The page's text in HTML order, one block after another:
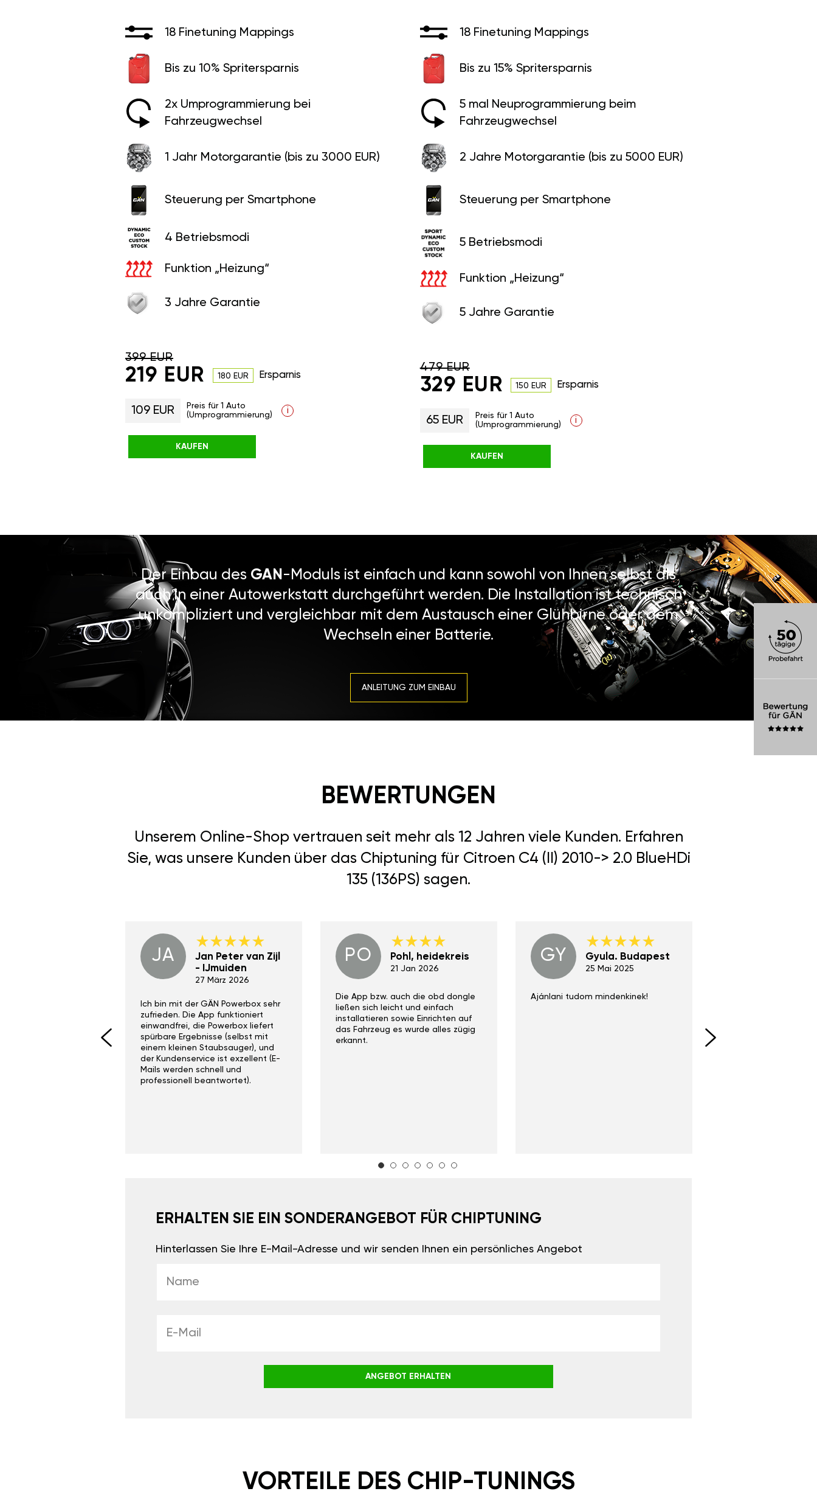
18 Finetuning Mappings
Bis zu 15% Spritersparnis
5 mal Neuprogrammierung beim
Fahrzeugwechsel
2 Jahre Motorgarantie (bis zu 5000 EUR)
Steuerung per Smartphone
5 Betriebsmodi
Funktion „Heizung“
5 Jahre Garantie
479 EUR
329 EUR 150 EUR Ersparnis
65 EUR
Preis für 1 Auto
(Umprogrammierung)
i
KAUFEN
18 Finetuning Mappings
Bis zu 10% Spritersparnis
2x Umprogrammierung bei
Fahrzeugwechsel
1 Jahr Motorgarantie (bis zu 3000 EUR)
Steuerung per Smartphone
4 Betriebsmodi
Funktion „Heizung“
3 Jahre Garantie
399 EUR
219 EUR 180 EUR Ersparnis
109 EUR
Preis für 1 Auto
(Umprogrammierung)
i
KAUFEN
Der Einbau des GAN -Moduls ist einfach und kann sowohl von Ihnen selbst als
auch in einer Autowerkstatt durchgeführt werden. Die Installation ist technisch
unkompliziert und vergleichbar mit dem Austausch einer Glühbirne oder dem
Wechseln einer Batterie.
ANLEITUNG ZUM EINBAU
BEWERTUNGEN
Unserem Online-Shop vertrauen seit mehr als 12 Jahren viele Kunden. Erfahren
Sie, was unsere Kunden über das Chiptuning für Citroen C4 (II) 2010-> 2.0 BlueHDi
135 (136PS) sagen.
JA
Jan Peter van Zijl
- IJmuiden
27 März 2026
Ich bin mit der GÄN Powerbox sehr
zufrieden. Die App funktioniert
einwandfrei, die Powerbox liefert
spürbare Ergebnisse (selbst mit
einem kleinen Staubsauger), und
der Kundenservice ist exzellent (E-
Mails werden schnell und
professionell beantwortet).
PO Pohl, heidekreis
21 Jan 2026
Die App bzw. auch die obd dongle
ließen sich leicht und einfach
installatieren sowie Einrichten auf
das Fahrzeug es wurde alles zügig
erkannt.
GY Gyula. Budapest
25 Mai 2025
Ajánlani tudom mindenkinek!
ERHALTEN SIE EIN SONDERANGEBOT FÜR CHIPTUNING
Hinterlassen Sie Ihre E-Mail-Adresse und wir senden Ihnen ein persönliches Angebot
ANGEBOT ERHALTEN
VORTEILE DES CHIP-TUNINGS